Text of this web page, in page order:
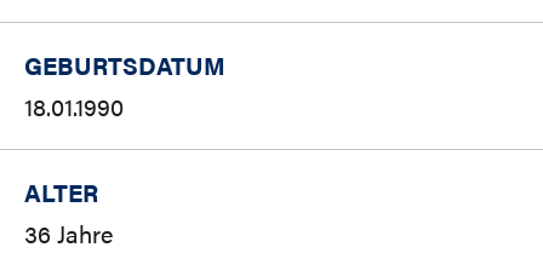
GEBURTSDATUM
18.01.1990
ALTER
36 Jahre